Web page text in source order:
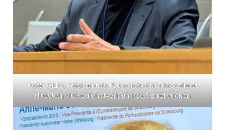
Peter GILLO, Président de l’Eurodistrict SarrMoselle et
directeur du Regionalverband de Sarrebrücken